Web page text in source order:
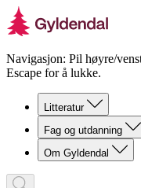
Navigasjon: Pil høyre/
Escape for å lukke.
Litteratur
Fag og utdanning
Om Gyldendal